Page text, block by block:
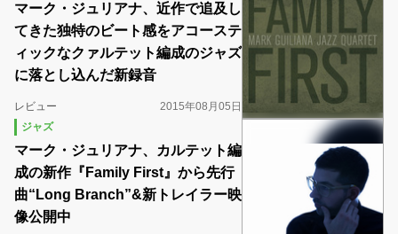
マーク・ジュリアナ、近作で追及し
てきた独特のビート感をアコーステ
ィックなクァルテット編成のジャズ
に落とし込んだ新録音
レビュー
2015年08月05日
ジャズ
マーク・ジュリアナ、カルテット編
成の新作『Family First』から先行
曲“Long Branch”&新トレイラー映
像公開中